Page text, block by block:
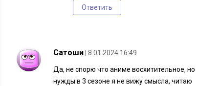
Ответить
Сатоши | 8.01.2024 16:49
Да, не спорю что аниме восхитительное, но
нужды в 3 сезоне я не вижу смысла, читаю